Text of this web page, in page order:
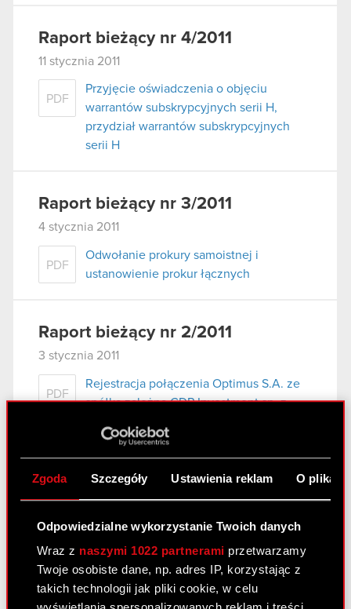
Zgoda Szczegóły Ustawienia reklam O
Odpowiedzialne wykorzystanie Twoich danych
Wraz z naszymi 1022 partnerami przetwarzamy
Twoje osobiste dane, np. adres IP, korzystając z
takich technologii jak pliki cookie, w celu
Raport bieżący nr 4/2011
11 stycznia 2011
PDF
Przyjęcie oświadczenia o objęciu
warrantów subskrypcyjnych serii H,
przydział warrantów subskrypcyjnych
serii H
Raport bieżący nr 3/2011
4 stycznia 2011
PDF
Odwołanie prokury samoistnej i
ustanowienie prokur łącznych
Raport bieżący nr 2/2011
3 stycznia 2011
PDF
Rejestracja połączenia Optimus S.A. ze
spółką zależną CDP Investment sp. z
warunkowego podwyższenia kapitału
zakładowego Spółki.
Raport bieżący nr 1/2011
1 stycznia 2011